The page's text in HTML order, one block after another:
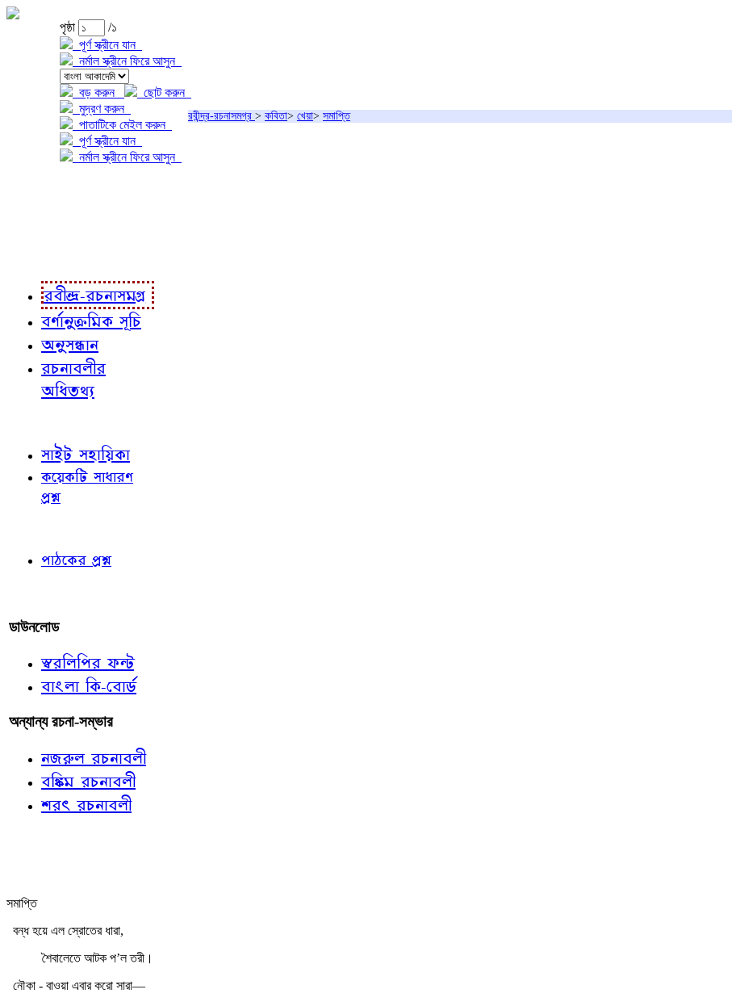
পৃষ্ঠা
/১
পূর্ণ স্ক্রীনে যান
নর্মাল স্ক্রীনে ফিরে আসুন
বড় করুন
ছোট করুন
মুদ্রণ করুন
পাতাটিকে মেইল করুন
পূর্ণ স্ক্রীনে যান
নর্মাল স্ক্রীনে ফিরে আসুন
রবীন্দ্র-রচনাসমগ্র > কবিতা> খেয়া> সমাপ্তি
রবীন্দ্র-রচনাসমগ্র
বর্ণানুক্রমিক সূচি
অনুসন্ধান
রচনাবলীর
অধিতথ্য
সাইট সহায়িকা
কয়েকটি সাধারণ
প্রশ্ন
পাঠকের প্রশ্ন
ডাউনলোড
স্বরলিপির ফন্ট
বাংলা কি-বোর্ড
অন্যান্য রচনা-সম্ভার
নজরুল রচনাবলী
বঙ্কিম রচনাবলী
শরৎ রচনাবলী
সমাপ্তি
বন্ধ হয়ে এল স্রোতের ধারা,
শৈবালেতে আটক প’ল তরী।
নৌকা - বাওয়া এবার করো সারা—